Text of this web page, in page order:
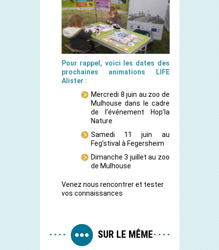
Pour rappel, voici les dates des
prochaines animations LIFE
Alister :
Mercredi 8 juin au zoo de
Mulhouse dans le cadre
de l’événement Hop’la
Nature
Samedi 11 juin au
Feg’stival à Fegersheim
Dimanche 3 juillet au zoo
de Mulhouse
Venez nous rencontrer et tester
vos connaissances
SUR LE MÊME